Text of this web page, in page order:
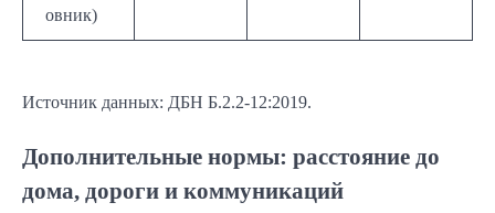
овник)
Источник данных: ДБН Б.2.2-12:2019.
Дополнительные нормы: расстояние до
дома, дороги и коммуникаций